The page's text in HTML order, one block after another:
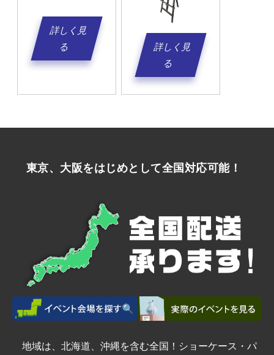
詳しく見
る
詳しく見
る
東京、大阪をはじめとして全国対応可能！
地域は、北海道、沖縄を含む全国！ショーケース・パ